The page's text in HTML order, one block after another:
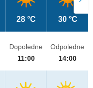
28 °C 30 °C
Dopoledne
11:00
Odpoledne
14:00